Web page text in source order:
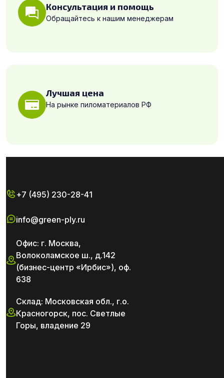
Консультация и помощь
Обращайтесь к нашим менеджерам
Лучшая цена
На рынке пиломатериалов РФ
+7 (495) 230-28-41
info@green-ply.ru
Офис: г. Москва,
Волоколамское ш., д.142
(бизнес-центр «Ирбис»), оф.
638
Склад: Московская обл., г.о.
Красногорск, пос. Светлые
Горы, владение 29